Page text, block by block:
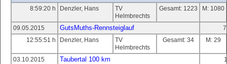
8:59:20 h Denzler, Hans
TV
Helmbrechts
Gesamt: 1223 M: 1080
09.05.2015 GutsMuths-Rennsteiglauf
12:55:51 h
Denzler, Hans
TV
Helmbrechts
Gesamt: 34 M: 29
03.10.2015 Taubertal 100 km